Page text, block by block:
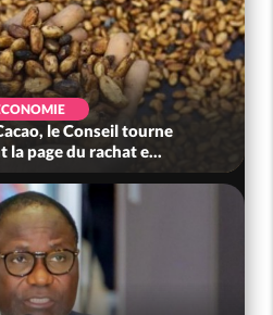
le Conseil tourne
page du rachat e...